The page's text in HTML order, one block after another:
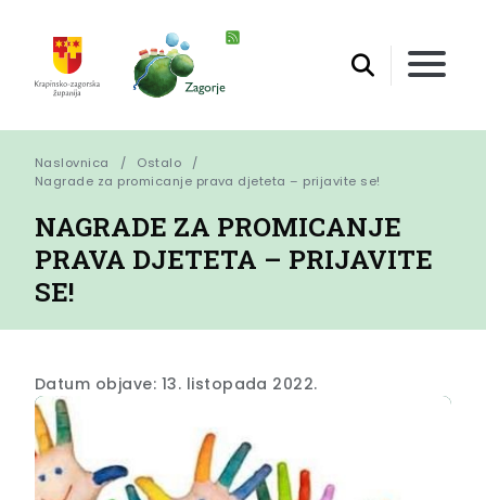
Naslovnica
Ostalo
Nagrade za promicanje prava djeteta – prijavite se!
NAGRADE ZA PROMICANJE
PRAVA DJETETA – PRIJAVITE
SE!
Datum objave: 13. listopada 2022.